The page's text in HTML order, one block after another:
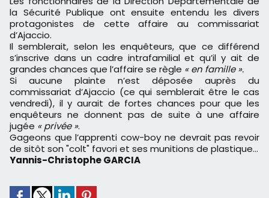
la Sécurité Publique ont ensuite entendu les divers
protagonistes de cette affaire au commissariat
d’Ajaccio.
Il semblerait, selon les enquêteurs, que ce différend
s’inscrive dans un cadre intrafamilial et qu’il y ait de
grandes chances que l’affaire se règle « en famille ».
Si aucune plainte n’est déposée auprès du
commissariat d’Ajaccio (ce qui semblerait être le cas
vendredi), il y aurait de fortes chances pour que les
enquêteurs ne donnent pas de suite à une affaire
jugée « privée ».
Gageons que l’apprenti cow-boy ne devrait pas revoir
de sitôt son "colt" favori et ses munitions de plastique…
Yannis-Christophe GARCIA